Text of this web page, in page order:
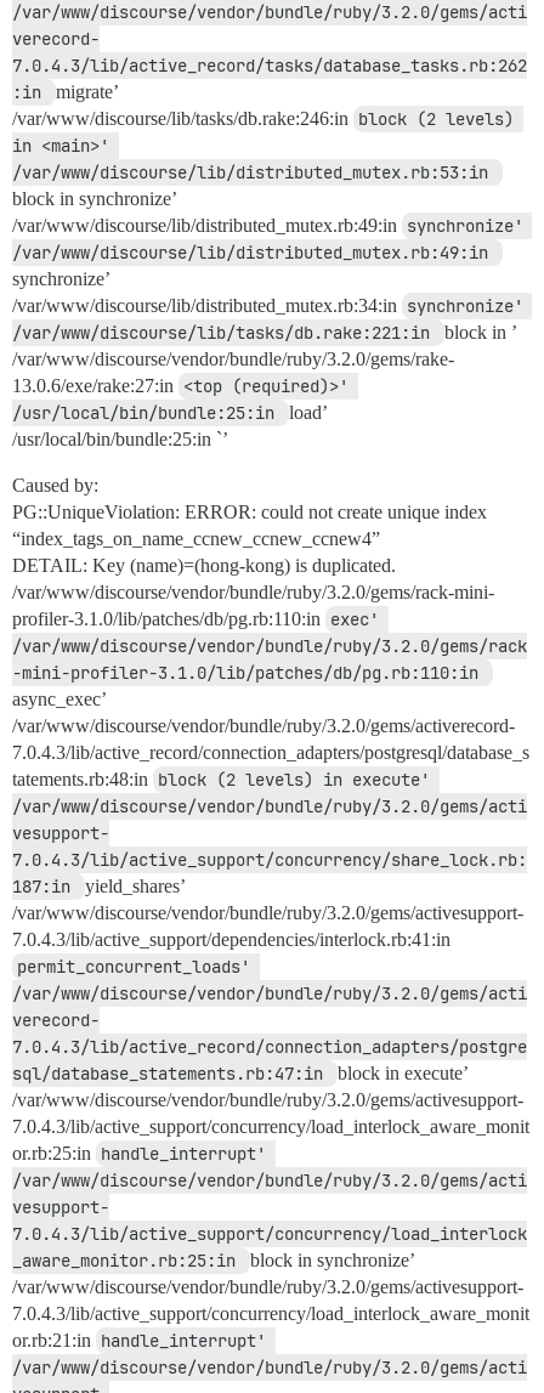
/var/www/discourse/vendor/bundle/ruby/3.2.0/gems/acti
verecord-
7.0.4.3/lib/active_record/tasks/database_tasks.rb:262
:in
migrate’
/var/www/discourse/lib/tasks/db.rake:246:in block (2 levels)
in <main>'
block in synchronize’
/var/www/discourse/lib/distributed_mutex.rb:49:in synchronize'
synchronize’
/var/www/discourse/lib/distributed_mutex.rb:34:in synchronize'
/var/www/discourse/lib/tasks/db.rake:221:in
block in ’
/var/www/discourse/vendor/bundle/ruby/3.2.0/gems/rake-
13.0.6/exe/rake:27:in <top (required)>'
/usr/local/bin/bundle:25:in
load’
/usr/local/bin/bundle:25:in `’
Caused by:
PG::UniqueViolation: ERROR: could not create unique index
“index_tags_on_name_ccnew_ccnew_ccnew4”
DETAIL: Key (name)=(hong-kong) is duplicated.
/var/www/discourse/vendor/bundle/ruby/3.2.0/gems/rack-mini-
profiler-3.1.0/lib/patches/db/pg.rb:110:in exec'
/var/www/discourse/vendor/bundle/ruby/3.2.0/gems/rack
async_exec’
/var/www/discourse/vendor/bundle/ruby/3.2.0/gems/activerecord-
7.0.4.3/lib/active_record/connection_adapters/postgresql/database_s
tatements.rb:48:in block (2 levels) in execute'
/var/www/discourse/vendor/bundle/ruby/3.2.0/gems/acti
vesupport-
7.0.4.3/lib/active_support/concurrency/share_lock.rb:
187:in
yield_shares’
/var/www/discourse/vendor/bundle/ruby/3.2.0/gems/activesupport-
7.0.4.3/lib/active_support/dependencies/interlock.rb:41:in
permit_concurrent_loads'
/var/www/discourse/vendor/bundle/ruby/3.2.0/gems/acti
verecord-
7.0.4.3/lib/active_record/connection_adapters/postgre
sql/database_statements.rb:47:in
block in execute’
/var/www/discourse/vendor/bundle/ruby/3.2.0/gems/activesupport-
7.0.4.3/lib/active_support/concurrency/load_interlock_aware_monit
or.rb:25:in handle_interrupt'
/var/www/discourse/vendor/bundle/ruby/3.2.0/gems/acti
vesupport-
7.0.4.3/lib/active_support/concurrency/load_interlock
_aware_monitor.rb:25:in
block in synchronize’
/var/www/discourse/vendor/bundle/ruby/3.2.0/gems/activesupport-
7.0.4.3/lib/active_support/concurrency/load_interlock_aware_monit
or.rb:21:in handle_interrupt'
/var/www/discourse/vendor/bundle/ruby/3.2.0/gems/acti